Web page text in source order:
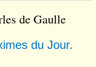
de Gaulle
du Jour.